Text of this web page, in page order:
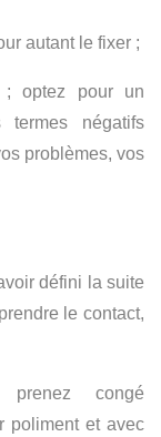
autant le fixer ;
; optez pour un
négatifs
problèmes, vos
défini la suite
le contact,
prenez congé
poliment et avec